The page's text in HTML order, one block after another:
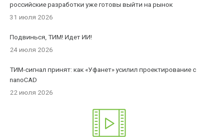
российские разработки уже готовы выйти на рынок
31 июля 2026
Подвинься, ТИМ! Идет ИИ!
24 июля 2026
ТИМ-сигнал принят: как «Уфанет» усилил проектирование с
nanoCAD
22 июля 2026